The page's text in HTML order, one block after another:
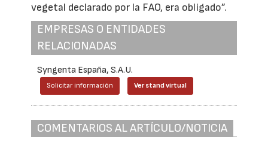
vegetal declarado por la FAO, era obligado”.
EMPRESAS O ENTIDADES
RELACIONADAS
Syngenta España, S.A.U.
Solicitar información Ver stand virtual
COMENTARIOS AL ARTÍCULO/NOTICIA